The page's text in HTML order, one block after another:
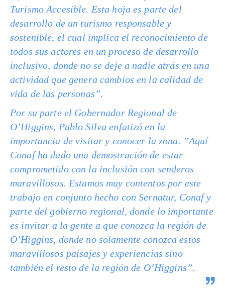
Turismo Accesible. Esta hoja es parte del
desarrollo de un turismo responsable y
sostenible, el cual implica el reconocimiento de
todos sus actores en un proceso de desarrollo
inclusivo, donde no se deje a nadie atrás en una
actividad que genera cambios en la calidad de
vida de las personas”.
Por su parte el Gobernador Regional de
O’Higgins, Pablo Silva enfatizó en la
importancia de visitar y conocer la zona. ”Aquí
Conaf ha dado una demostración de estar
comprometido con la inclusión con senderos
maravillosos. Estamos muy contentos por este
trabajo en conjunto hecho con Sernatur, Conaf y
parte del gobierno regional, donde lo importante
es invitar a la gente a que conozca la región de
O’Higgins, donde no solamente conozca estos
maravillosos paisajes y experiencias sino
también el resto de la región de O’Higgins”.